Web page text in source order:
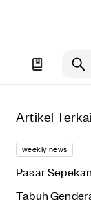
Artikel
weekly news
Pasar
Tabuh